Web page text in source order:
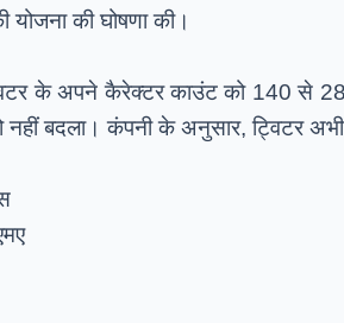
की घोषणा की।
के अपने कैरेक्टर काउंट को 140 से
नहीं बदला। कंपनी के अनुसार, ट्विटर अभी